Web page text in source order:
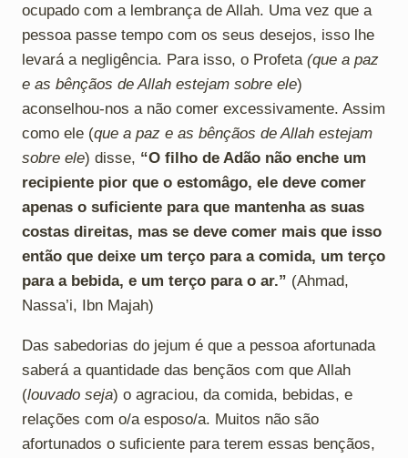
ocupado com a lembrança de Allah. Uma vez que a
pessoa passe tempo com os seus desejos, isso lhe
levará a negligência. Para isso, o Profeta (que a paz
e as bênçãos de Allah estejam sobre ele)
aconselhou-nos a não comer excessivamente. Assim
como ele (que a paz e as bênçãos de Allah estejam
sobre ele) disse, “O filho de Adão não enche um
recipiente pior que o estomâgo, ele deve comer
apenas o suficiente para que mantenha as suas
costas direitas, mas se deve comer mais que isso
então que deixe um terço para a comida, um terço
para a bebida, e um terço para o ar.” (Ahmad,
Nassa’i, Ibn Majah)
Das sabedorias do jejum é que a pessoa afortunada
saberá a quantidade das bençãos com que Allah
(louvado seja) o agraciou, da comida, bebidas, e
relações com o/a esposo/a. Muitos não são
afortunados o suficiente para terem essas bençãos,